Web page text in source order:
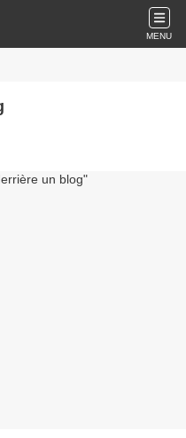
MENU